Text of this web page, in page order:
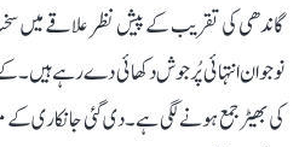
گاندھی کی تقریب کے پیش نظر علاقے میں سخت
نوجوان انتہائی پُرجوش دکھائی دے رہے ہیں۔ کے